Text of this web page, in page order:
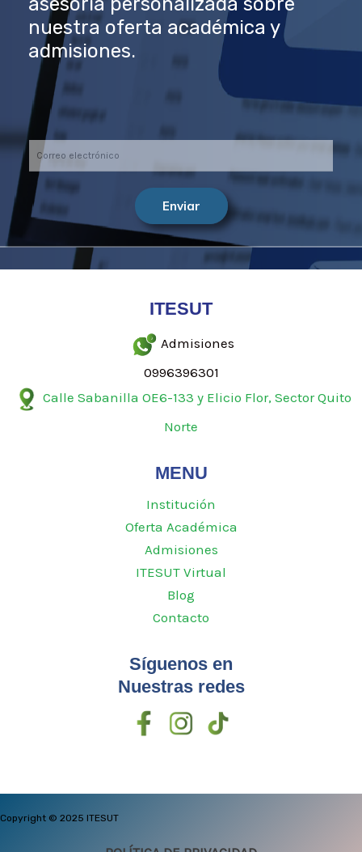
nuestra oferta académica y
admisiones.
Enviar
ITESUT
Admisiones
0996396301
Calle Sabanilla OE6-133 y Elicio Flor, Sector Quito
Norte
MENU
Institución
Oferta Académica
Admisiones
ITESUT Virtual
Blog
Contacto
Síguenos en
Nuestras redes
Copyright © 2025 ITESUT